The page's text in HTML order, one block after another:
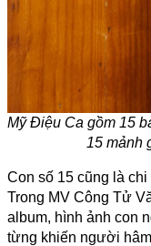
Mỹ Điệu Ca gồm 15
15 mảnh
Con số 15 cũng là
Trong MV Công Tử
album, hình ảnh con
từng khiến người